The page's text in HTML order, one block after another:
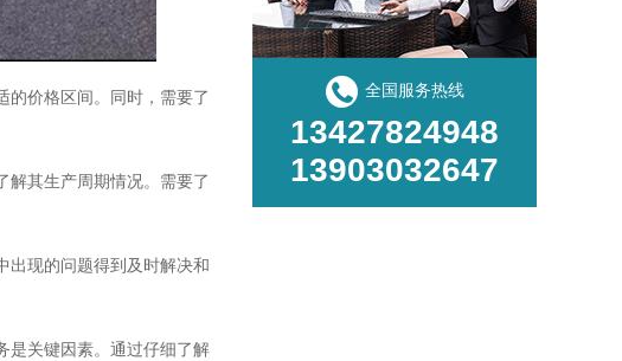
的价格区间。同时，需要了
解其生产周期情况。需要了
出现的问题得到及时解决和
是关键因素。通过仔细了解
全国服务热线
13427824948
13903032647